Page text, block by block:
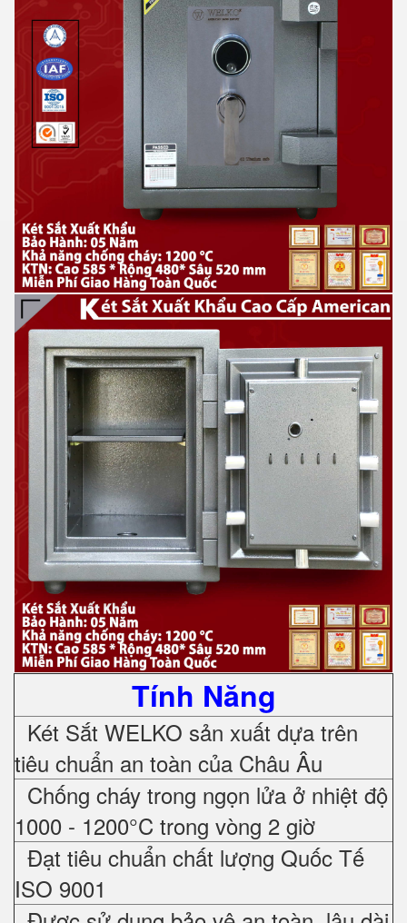
Tính Năng
Két Sắt WELKO sản xuất dựa trên
tiêu chuẩn an toàn của Châu Âu
Chống cháy trong ngọn lửa ở nhiệt độ
1000 - 1200°C trong vòng 2 giờ
Đạt tiêu chuẩn chất lượng Quốc Tế
ISO 9001